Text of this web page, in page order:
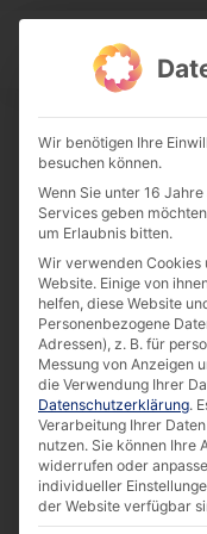
Download Center
Datasheet
Monitor
Download
355.54 KB
Wir benötigen Ihre
besuchen können.
Wenn Sie unter 16
Services geben
um Erlaubnis bitten.
Wir verwenden Cookies
Website. Einige von
helfen, diese Website
Personenbezogene
Adressen), z. B. für
Messung von Anzeigen
die Verwendung Ihrer
Datenschutzerklärung.
Verarbeitung Ihrer
nutzen. Sie können Ihre
widerrufen oder
individueller
der Website verfügbar